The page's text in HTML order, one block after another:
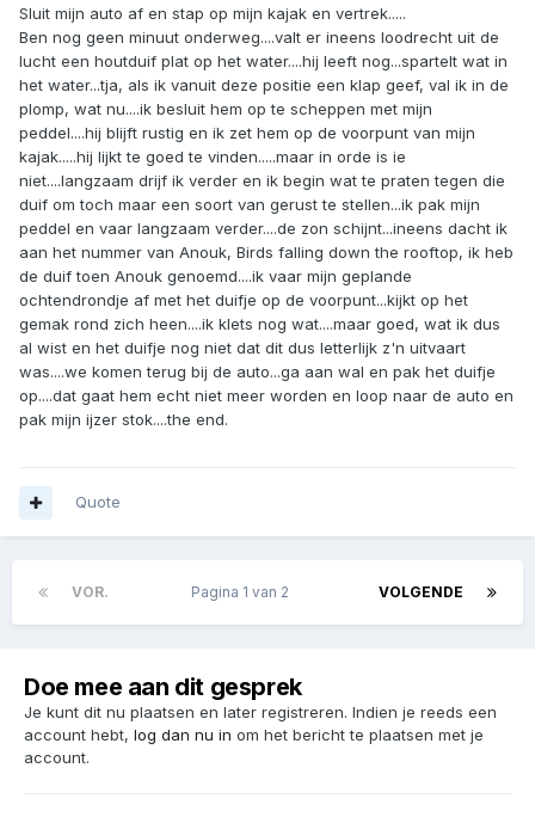
Sluit mijn auto af en stap op mijn kajak en vertrek.....
Ben nog geen minuut onderweg....valt er ineens loodrecht uit de
lucht een houtduif plat op het water....hij leeft nog...spartelt wat in
het water...tja, als ik vanuit deze positie een klap geef, val ik in de
plomp, wat nu....ik besluit hem op te scheppen met mijn
peddel....hij blijft rustig en ik zet hem op de voorpunt van mijn
kajak.....hij lijkt te goed te vinden.....maar in orde is ie
niet....langzaam drijf ik verder en ik begin wat te praten tegen die
duif om toch maar een soort van gerust te stellen...ik pak mijn
peddel en vaar langzaam verder....de zon schijnt...ineens dacht ik
aan het nummer van Anouk, Birds falling down the rooftop, ik heb
de duif toen Anouk genoemd....ik vaar mijn geplande
ochtendrondje af met het duifje op de voorpunt...kijkt op het
gemak rond zich heen....ik klets nog wat....maar goed, wat ik dus
al wist en het duifje nog niet dat dit dus letterlijk z'n uitvaart
was....we komen terug bij de auto...ga aan wal en pak het duifje
op....dat gaat hem echt niet meer worden en loop naar de auto en
pak mijn ijzer stok....the end.
Quote
VOR. VOLGENDE
Pagina 1 van 2
Doe mee aan dit gesprek
Je kunt dit nu plaatsen en later registreren. Indien je reeds een
account hebt, log dan nu in om het bericht te plaatsen met je
account.